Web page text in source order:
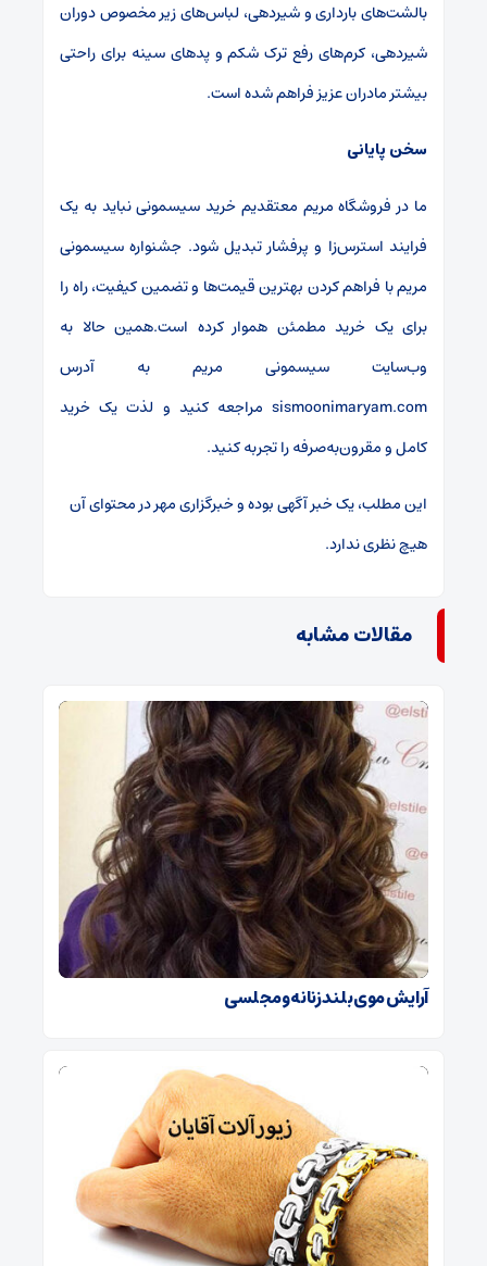
بالشت‌های بارداری و شیردهی، لباس‌های زیر مخصوص دوران
شیردهی، کرم‌های رفع ترک شکم و پدهای سینه برای راحتی
بیشتر مادران عزیز فراهم شده است.
سخن پایانی
ما در فروشگاه مریم معتقدیم خرید سیسمونی نباید به یک
فرایند استرس‌زا و پرفشار تبدیل شود. جشنواره سیسمونی
مریم با فراهم کردن بهترین قیمت‌ها و تضمین کیفیت، راه را
برای یک خرید مطمئن هموار کرده است.همین حالا به
وب‌سایت سیسمونی مریم به آدرس
sismoonimaryam.com مراجعه کنید و لذت یک خرید
کامل و مقرون‌به‌صرفه را تجربه کنید.
این مطلب، یک خبر آگهی بوده وخبرگزاری مهردر محتوای آن
هیچ نظری ندارد.
مقالات مشابه
آرایش موی بلند زنانه و مجلسی